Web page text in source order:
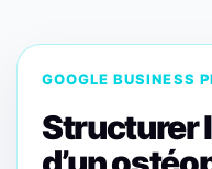
GOOGLE BUSINESS
Structurer